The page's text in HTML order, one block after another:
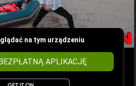
na tym urządzeniu
APLIKACJĘ